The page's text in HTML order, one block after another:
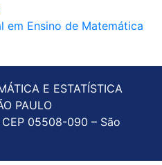
em Ensino de Matemática
E ESTATÍSTICA
PAULO
05508-090 – São